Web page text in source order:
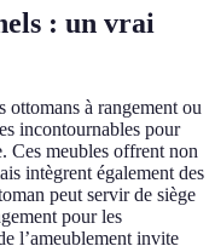
: un vrai
à rangement ou
incontournables pour
Ces meubles offrent non
intègrent également des
peut servir de siège
pour les
l’ameublement invite